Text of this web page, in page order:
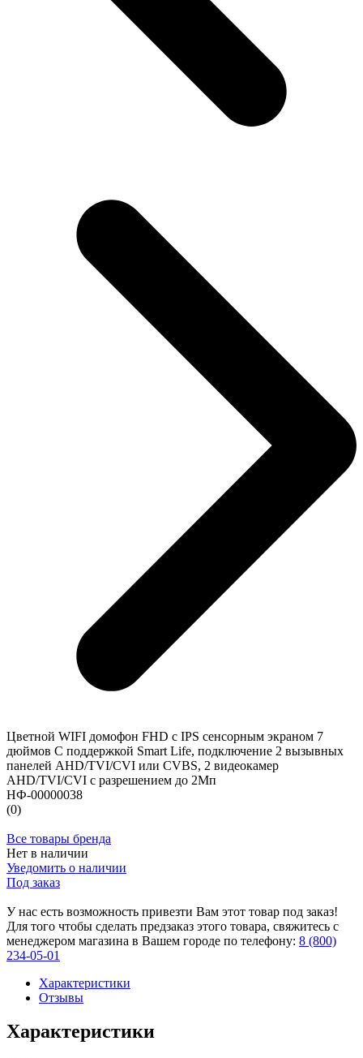
Цветной WIFI домофон FHD с IPS сенсорным экраном 7
дюймов C поддержкой Smart Life, подключение 2 вызывных
панелей AHD/TVI/CVI или CVBS, 2 видеокамер
AHD/TVI/CVI с разрешением до 2Мп
НФ-00000038
(0)
Все товары бренда
Нет в наличии
Уведомить о наличии
Под заказ
У нас есть возможность привезти Вам этот товар под заказ!
Для того чтобы сделать предзаказ этого товара, свяжитесь с
менеджером магазина в Вашем городе по телефону: 8 (800)
234-05-01
Характеристики
Отзывы
Характеристики